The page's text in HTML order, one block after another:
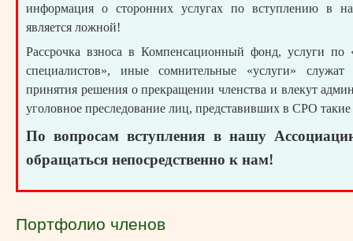
информация о сторонних услугах по вступлению в
является ложной!
Рассрочка взноса в Компенсационный фонд, услуги по
специалистов», иные сомнительные «услуги» служат
принятия решения о прекращении членства и влекут
уголовное преследование лиц, представивших в СРО
По вопросам вступления в нашу
обращаться непосредственно к нам!
Портфолио членов